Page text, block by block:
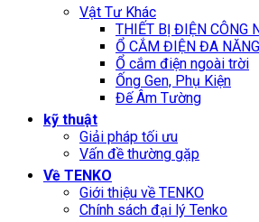
Vật Tư Khác
THIẾT BỊ ĐIỆN CÔNG
Ổ CẮM ĐIỆN ĐA
Ổ cắm điện ngoài trời
Ống Gen, Phụ Kiện
Đế Âm Tường
kỹ thuật
Giải pháp tối ưu
Vấn đề thường gặp
Về TENKO
Giới thiệu về TENKO
Chính sách đại lý Tenko